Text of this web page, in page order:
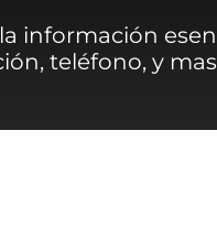
la información
teléfono, y